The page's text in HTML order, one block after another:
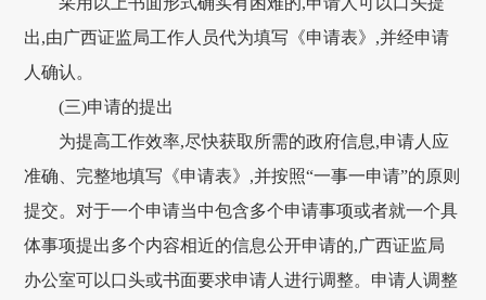
出,由广西证监局工作人员代为填写《申请表》,并经申请
人确认。
(三)申请的提出
为提高工作效率,尽快获取所需的政府信息,申请人应
准确、完整地填写《申请表》,并按照“一事一申请”的原则
提交。对于一个申请当中包含多个申请事项或者就一个具
体事项提出多个内容相近的信息公开申请的,广西证监局
办公室可以口头或书面要求申请人进行调整。申请人调整